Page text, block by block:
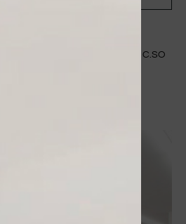
STORE A MANTOVA IN C.SO